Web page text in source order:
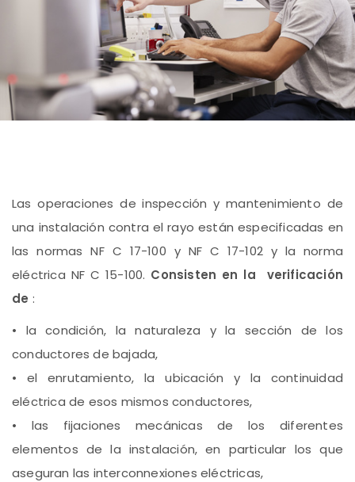
Las operaciones de inspección y mantenimiento de
una instalación contra el rayo están especificadas en
las normas NF C 17-100 y NF C 17-102 y la norma
eléctrica NF C 15-100. Consisten en la verificación
de :
• la condición, la naturaleza y la sección de los
conductores de bajada,
• el enrutamiento, la ubicación y la continuidad
eléctrica de esos mismos conductores,
• las fijaciones mecánicas de los diferentes
elementos de la instalación, en particular los que
aseguran las interconnexiones eléctricas,